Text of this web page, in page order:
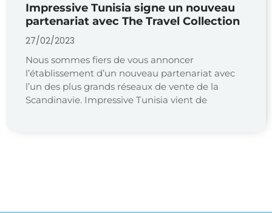
Impressive Tunisia signe un nouveau
partenariat avec The Travel Collection
27/02/2023
Nous sommes fiers de vous annoncer
l’établissement d’un nouveau partenariat avec
l’un des plus grands réseaux de vente de la
Scandinavie. Impressive Tunisia vient de